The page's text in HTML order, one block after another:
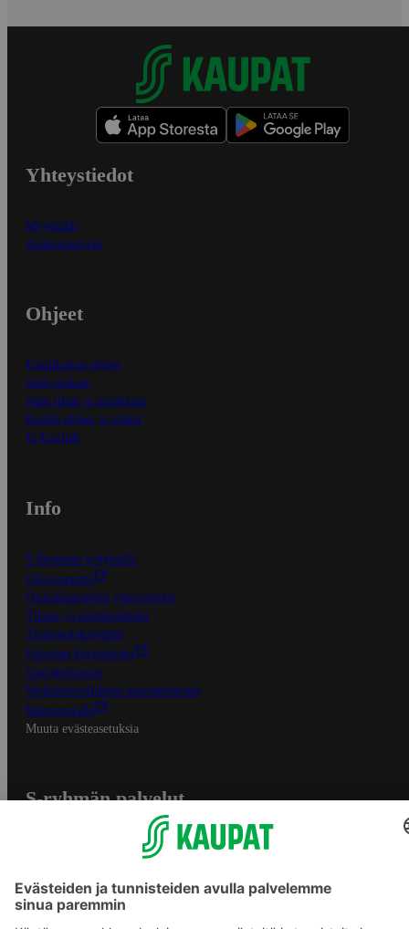
Yhteystiedot
Myymälät
Asiakaspalvelu
Ohjeet
Ensitilaajan ohjeet
Näin maksat
Näin tilaat ja muokkaat
Kaikki ohjeet ja vinkit
In English
Info
S-Business yrityksille
Oiva-raportit
Osuuskauppojen yhteystiedot
Tilaus- ja toimitusehdot
Tietosuojakäytäntö
Palvelun käyttöehdot
Saavutettavuus
Mobiilisovelluksen saavutettavuus
Mainostajalle
Muuta evästeasetuksia
S-ryhmän palvelut
Yhteishyvä Ruoka -sovellus
S-ostoslista -sovellus